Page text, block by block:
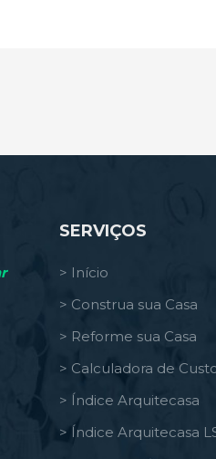
SERVIÇOS
> Início
> Construa sua Casa
> Reforme sua Casa
> Calculadora de
> Índice Arquitecasa
> Índice Arquitecasa